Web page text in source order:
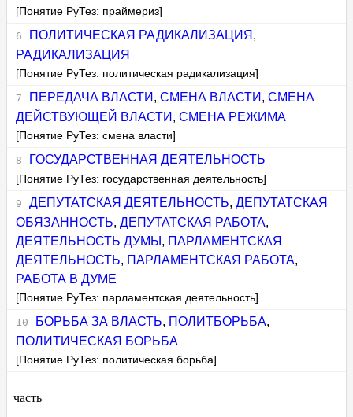
[Понятие РуТез: праймериз]
ПОЛИТИЧЕСКАЯ РАДИКАЛИЗАЦИЯ ,
РАДИКАЛИЗАЦИЯ
[Понятие РуТез: политическая радикализация]
ПЕРЕДАЧА ВЛАСТИ , СМЕНА ВЛАСТИ , СМЕНА
ДЕЙСТВУЮЩЕЙ ВЛАСТИ ,СМЕНА РЕЖИМА
[Понятие РуТез: смена власти]
ГОСУДАРСТВЕННАЯ ДЕЯТЕЛЬНОСТЬ
[Понятие РуТез: государственная деятельность]
ДЕПУТАТСКАЯ ДЕЯТЕЛЬНОСТЬ, ДЕПУТАТСКАЯ
ОБЯЗАННОСТЬ,ДЕПУТАТСКАЯ РАБОТА,
ДЕЯТЕЛЬНОСТЬ ДУМЫ , ПАРЛАМЕНТСКАЯ
ДЕЯТЕЛЬНОСТЬ, ПАРЛАМЕНТСКАЯ РАБОТА,
РАБОТА В ДУМЕ
[Понятие РуТез: парламентская деятельность]
БОРЬБА ЗА ВЛАСТЬ, ПОЛИТБОРЬБА,
ПОЛИТИЧЕСКАЯ БОРЬБА
[Понятие РуТез: политическая борьба]
часть